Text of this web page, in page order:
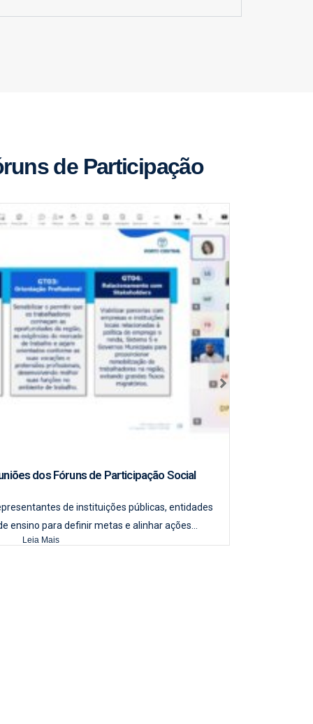
de Participação
dos Fóruns de Participação Social
de instituições públicas, entidades
ensino para definir metas e alinhar ações...
Leia Mais